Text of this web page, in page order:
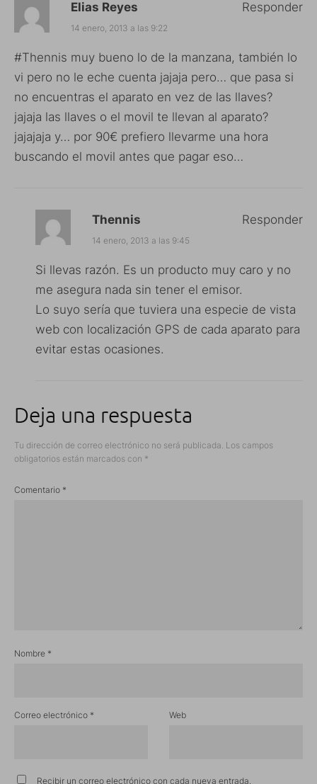
Elias Reyes
14 enero, 2013 a las 9:22
#Thennis muy bueno lo de la manzana, también lo
vi pero no le eche cuenta jajaja pero… que pasa si
no encuentras el aparato en vez de las llaves?
jajaja las llaves o el movil te llevan al aparato?
jajajaja y… por 90€ prefiero llevarme una hora
buscando el movil antes que pagar eso…
Responder
Thennis
14 enero, 2013 a las 9:45
Si llevas razón. Es un producto muy caro y no
me asegura nada sin tener el emisor.
Lo suyo sería que tuviera una especie de vista
web con localización GPS de cada aparato para
evitar estas ocasiones.
Responder
Deja una respuesta
Tu dirección de correo electrónico no será publicada. Los campos
obligatorios están marcados con *
Comentario *
Nombre *
Correo electrónico * Web
Recibir un correo electrónico con cada nueva entrada.